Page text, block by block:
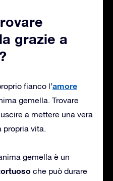
grazie a
fianco l’amore
gemella. Trovare
a mettere una vera
propria vita.
gemella è un
che può durare